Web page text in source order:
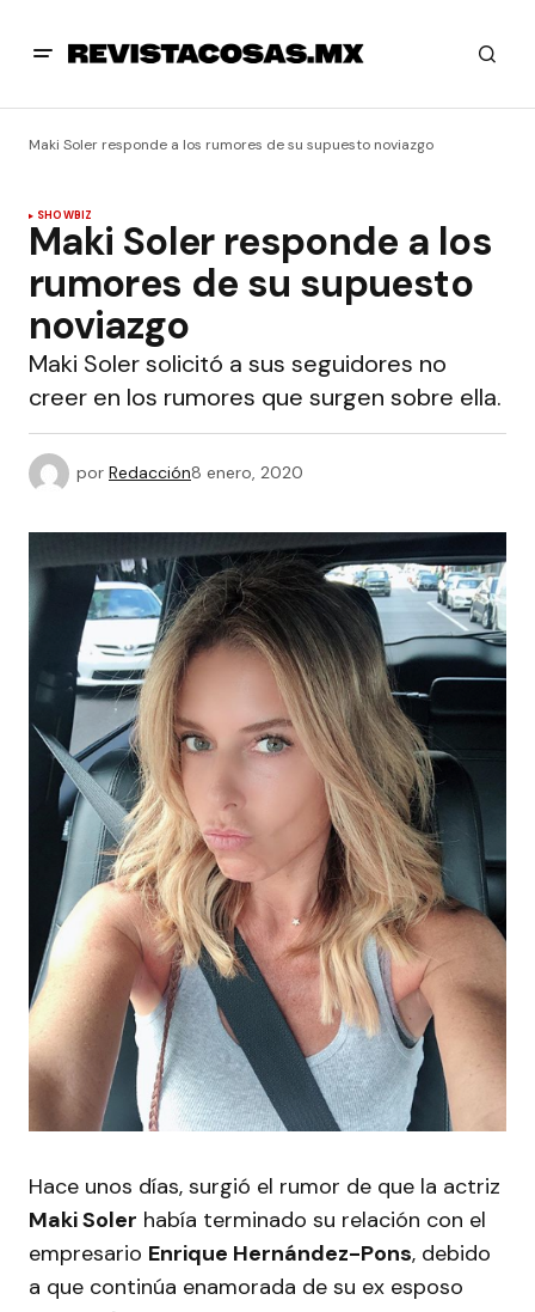
Maki Soler responde a los rumores de su supuesto noviazgo
SHOWBIZ
Maki Soler responde a los
rumores de su supuesto
noviazgo
Maki Soler solicitó a sus seguidores no
creer en los rumores que surgen sobre ella.
por Redacción8 enero, 2020
Hace unos días, surgió el rumor de que la actriz
Maki Soler había terminado su relación con el
empresario Enrique Hernández-Pons, debido
a que continúa enamorada de su ex esposo